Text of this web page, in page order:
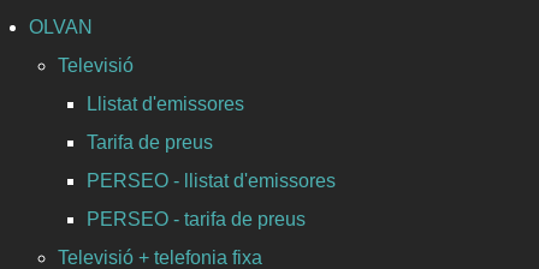
OLVAN
Televisió
Llistat d'emissores
Tarifa de preus
PERSEO - llistat d'emissores
PERSEO - tarifa de preus
Televisió + telefonia fixa